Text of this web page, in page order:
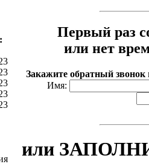
Первый раз
или нет
Закажите обратный звонок
Имя:
или